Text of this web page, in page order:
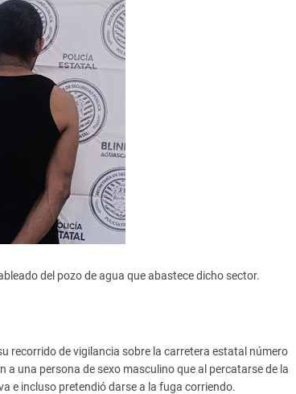
del pozo de agua que abastece dicho sector.
recorrido de vigilancia sobre la carretera estatal número
una persona de sexo masculino que al percatarse de la
e incluso pretendió darse a la fuga corriendo.